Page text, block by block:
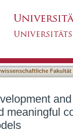
models
Fakultät
meaningful